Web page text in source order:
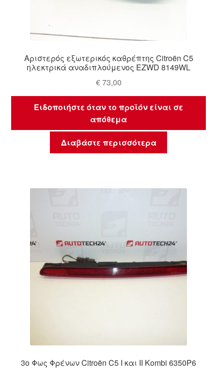
Αριστερός εξωτερικός καθρέπτης Citroën C5
ηλεκτρικά αναδιπλούμενος EZWD 8149WL
€73,00
Ειδοποιήστε όταν το προϊόν είναι σε
απόθεμα
Διαβάστε περισσότερα
3ο Φως Φρένων Citroën C5 I και II Kombi 6350P6